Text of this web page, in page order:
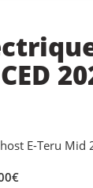
E-Teru Mid
€